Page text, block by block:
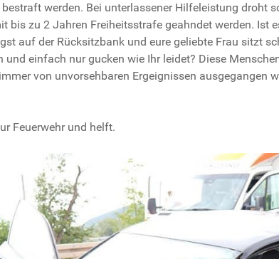
bestraft werden. Bei unterlassener Hilfeleistung droht
bis zu 2 Jahren Freiheitsstrafe geahndet werden. Ist
auf der Rücksitzbank und eure geliebte Frau sitzt
einfach nur gucken wie Ihr leidet? Diese
von unvorsehbaren Ergeignissen ausgegangen
Feuerwehr und helft.